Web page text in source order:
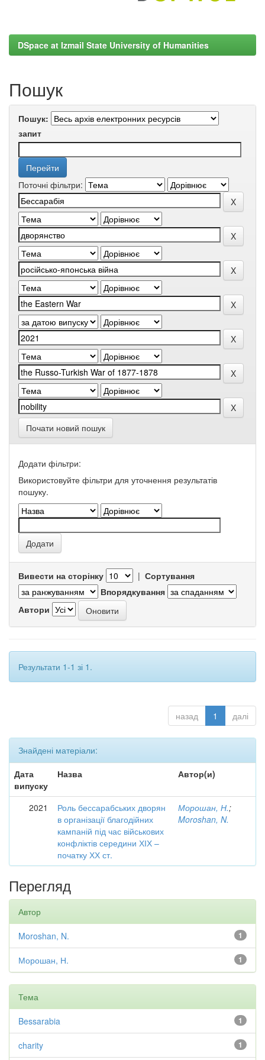
DSpace at Izmail State University of Humanities
Пошук
Пошук:
запит
Поточні фільтри:
Почати новий пошук
Додати фільтри:
Використовуйте фільтри для уточнення результатів
пошуку.
Вивести на сторінку | Сортування
Впорядкування
Автори
Результати 1-1 зі 1.
назад 1 далі
Знайдені матеріали:
Дата
випуску
Назва Автор(и)
2021
Роль бессарабських дворян
в організації благодійних
кампаній під час військових
конфліктів середини ХІХ –
початку ХХ ст.
Морошан, Н.;
Moroshan, N.
Перегляд
Автор
1
Moroshan, N.
1
Морошан, Н.
Тема
1
Bessarabia
1
charity